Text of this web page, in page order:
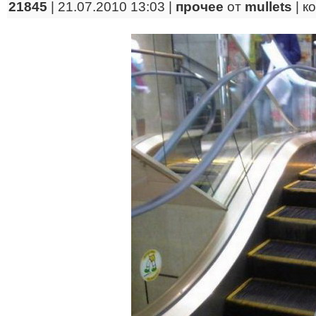
21845 | 21.07.2010 13:03 | прочее от mullets